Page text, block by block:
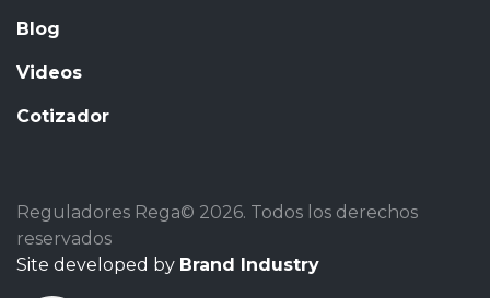
Blog
Videos
Cotizador
Reguladores Rega© 2026. Todos los derechos
reservados
Site developed by Brand Industry